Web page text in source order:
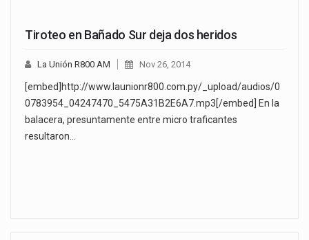
Tiroteo en Bañado Sur deja dos heridos
La Unión R800 AM Nov 26, 2014
[embed]http://www.launionr800.com.py/_upload/audios/0
0783954_04247470_5475A31B2E6A7.mp3[/embed] En la
balacera, presuntamente entre micro traficantes
resultaron…